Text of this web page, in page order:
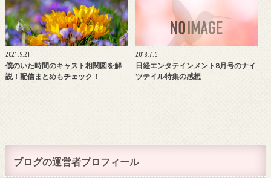
2021.9.21
僕のいた時間のキャスト相関図を解
説！配信まとめもチェック！
2018.7.6
日経エンタテインメント8月号のナイ
ツテイル特集の感想
ブログの運営者プロフィール